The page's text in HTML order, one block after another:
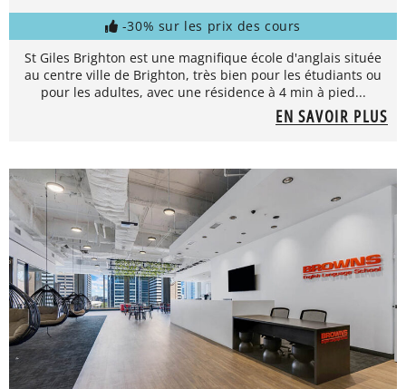
-30% sur les prix des cours
St Giles Brighton est une magnifique école d'anglais située
au centre ville de Brighton, très bien pour les étudiants ou
pour les adultes, avec une résidence à 4 min à pied...
EN SAVOIR PLUS